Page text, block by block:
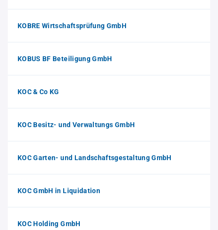
KOBRE Wirtschaftsprüfung GmbH
KOBUS BF Beteiligung GmbH
KOC & Co KG
KOC Besitz- und Verwaltungs GmbH
KOC Garten- und Landschaftsgestaltung GmbH
KOC GmbH in Liquidation
KOC Holding GmbH